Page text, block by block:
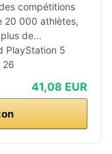
compétitions
20 000 athlètes,
de...
PlayStation 5
26
41,08 EUR